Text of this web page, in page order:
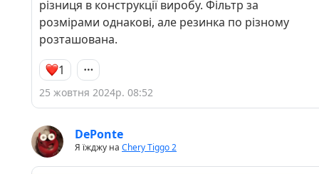
різниця в конструкції виробу. Фільтр за
розмірами однакові, але резинка по різному
розташована.
1
25 жовтня 2024р. 08:52
DePonte
Я їжджу на Chery Tiggo 2